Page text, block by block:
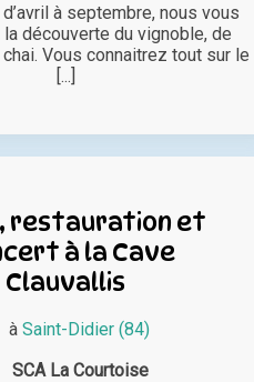
à septembre, nous vous
découverte du vignoble, de
chai. Vous connaitrez tout sur le
[...]
restauration et
à la Cave
Clauvallis
Saint-Didier (84)
SCA La Courtoise